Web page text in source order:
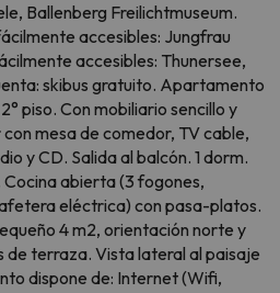
Ballenberg Freilichtmuseum.
accesibles: Jungfrau
accesibles: Thunersee,
skibus gratuito. Apartamento
piso. Con mobiliario sencillo y
mesa de comedor, TV cable,
y CD. Salida al balcón. 1 dorm.
Cocina abierta (3 fogones,
eléctrica) con pasa-platos.
4 m2, orientación norte y
terraza. Vista lateral al paisaje
dispone de: Internet (Wifi,